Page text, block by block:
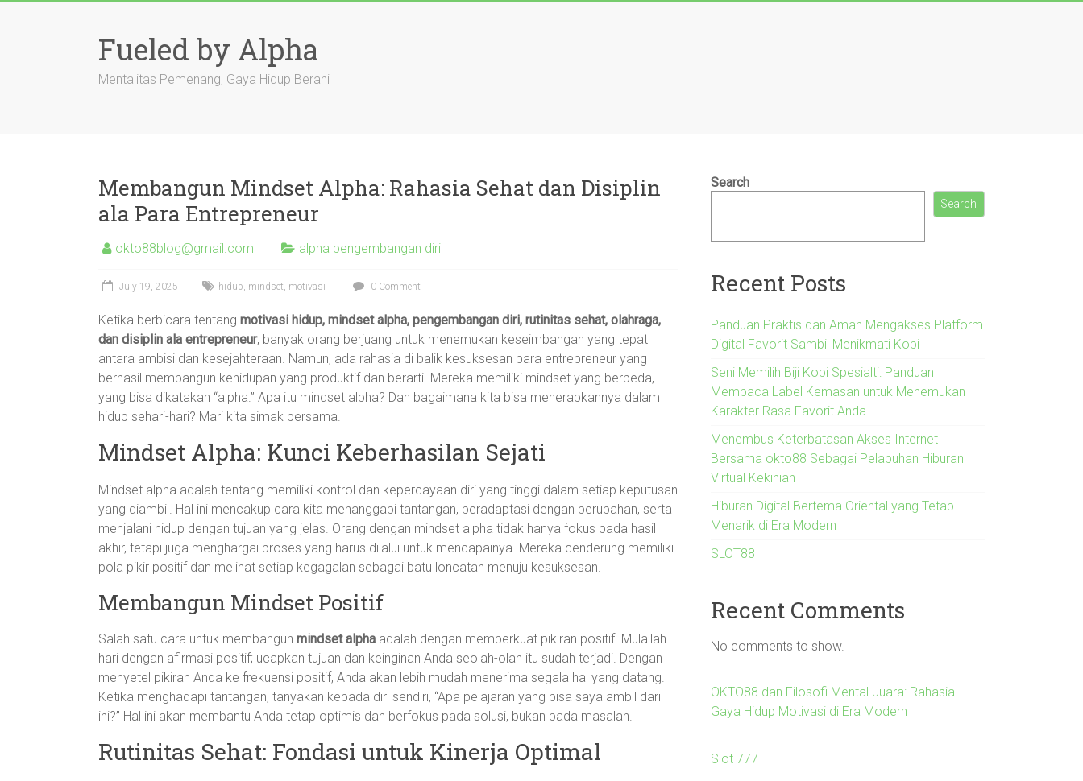
Fueled by Alpha
Mentalitas Pemenang, Gaya Hidup Berani
Membangun Mindset Alpha: Rahasia Sehat dan Disiplin
ala Para Entrepreneur
okto88blog@gmail.com alpha pengembangan diri
July 19, 2025 hidup, mindset, motivasi 0 Comment
Ketika berbicara tentang motivasi hidup, mindset alpha, pengembangan diri, rutinitas sehat, olahraga,
dan disiplin ala entrepreneur, banyak orang berjuang untuk menemukan keseimbangan yang tepat
antara ambisi dan kesejahteraan. Namun, ada rahasia di balik kesuksesan para entrepreneur yang
berhasil membangun kehidupan yang produktif dan berarti. Mereka memiliki mindset yang berbeda,
yang bisa dikatakan “alpha.” Apa itu mindset alpha? Dan bagaimana kita bisa menerapkannya dalam
hidup sehari-hari? Mari kita simak bersama.
Mindset Alpha: Kunci Keberhasilan Sejati
Mindset alpha adalah tentang memiliki kontrol dan kepercayaan diri yang tinggi dalam setiap keputusan
yang diambil. Hal ini mencakup cara kita menanggapi tantangan, beradaptasi dengan perubahan, serta
menjalani hidup dengan tujuan yang jelas. Orang dengan mindset alpha tidak hanya fokus pada hasil
akhir, tetapi juga menghargai proses yang harus dilalui untuk mencapainya. Mereka cenderung memiliki
pola pikir positif dan melihat setiap kegagalan sebagai batu loncatan menuju kesuksesan.
Membangun Mindset Positif
Salah satu cara untuk membangun mindset alpha adalah dengan memperkuat pikiran positif. Mulailah
hari dengan afirmasi positif; ucapkan tujuan dan keinginan Anda seolah-olah itu sudah terjadi. Dengan
menyetel pikiran Anda ke frekuensi positif, Anda akan lebih mudah menerima segala hal yang datang.
Ketika menghadapi tantangan, tanyakan kepada diri sendiri, “Apa pelajaran yang bisa saya ambil dari
ini?” Hal ini akan membantu Anda tetap optimis dan berfokus pada solusi, bukan pada masalah.
Rutinitas Sehat: Fondasi untuk Kinerja Optimal
Search
Search
Recent Posts
Panduan Praktis dan Aman Mengakses Platform
Digital Favorit Sambil Menikmati Kopi
Seni Memilih Biji Kopi Spesialti: Panduan
Membaca Label Kemasan untuk Menemukan
Karakter Rasa Favorit Anda
Menembus Keterbatasan Akses Internet
Bersama okto88 Sebagai Pelabuhan Hiburan
Virtual Kekinian
Hiburan Digital Bertema Oriental yang Tetap
Menarik di Era Modern
SLOT88
Recent Comments
No comments to show.
OKTO88 dan Filosofi Mental Juara: Rahasia
Gaya Hidup Motivasi di Era Modern
Slot 777